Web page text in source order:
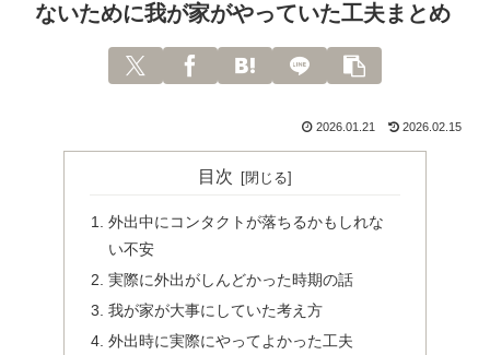
ないために我が家がやっていた工夫まとめ
2026.01.21 2026.02.15
目次
外出中にコンタクトが落ちるかもしれな
い不安
実際に外出がしんどかった時期の話
我が家が大事にしていた考え方
外出時に実際にやってよかった工夫